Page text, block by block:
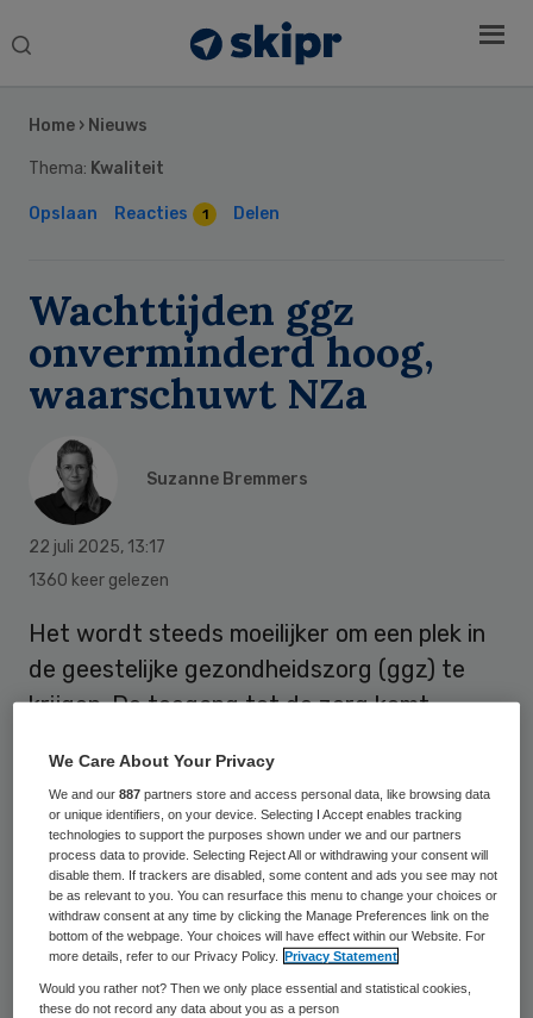
Search
Home › Nieuws
Thema: Kwaliteit
Opslaan Reacties 1 Delen
Wachttijden ggz
onverminderd hoog,
waarschuwt NZa
Suzanne Bremmers
22 juli 2025, 13:17
1360 keer gelezen
Het wordt steeds moeilijker om een plek in
de geestelijke gezondheidszorg (ggz) te
krijgen. De toegang tot de zorg komt
de toezichthouder, de Nederlandse
Zorgautoriteit (NZa).
Na een diagnose moeten mensen binnen
vier weken een intakegesprek voor
een ggz-behandeling kunnen krijgen. Bij
geen enkele groep patiënten wordt die
Sidebar
We Care About Your Privacy
We and our887 partners store and access personal data, like browsing data
or unique identifiers, on your device. Selecting I Accept enables tracking
technologies to support the purposes shown under we and our partners
process data to provide. Selecting Reject All or withdrawing your consent will
disable them. If trackers are disabled, some content and ads you see may not
be as relevant to you. You can resurface this menu to change your choices or
withdraw consent at any time by clicking the Manage Preferences link on the
bottom of the webpage. Your choices will have effect within our Website. For
more details, refer to our Privacy Policy.
Privacy Statement
Would you rather not? Then we only place essential and statistical cookies,
these do not record any data about you as a person